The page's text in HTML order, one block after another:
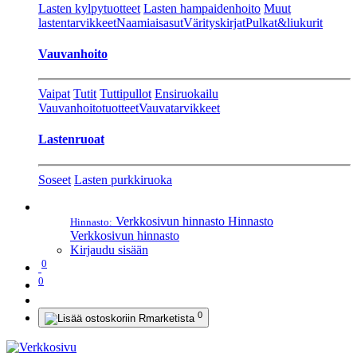
Lasten kylpytuotteet Lasten hampaidenhoito Muut
lastentarvikkeetNaamiaisasutVärityskirjatPulkat&liukurit
Vauvanhoito
Vaipat Tutit Tuttipullot Ensiruokailu
VauvanhoitotuotteetVauvatarvikkeet
Lastenruoat
Soseet Lasten purkkiruoka
Hinnasto: Verkkosivun hinnasto Hinnasto
Verkkosivun hinnasto
Kirjaudu sisään
0
0
0